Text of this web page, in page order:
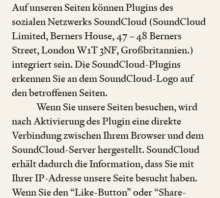
Auf unseren Seiten können Plugins des
sozialen Netzwerks SoundCloud (SoundCloud
Limited, Berners House,47–48Berners
Street, London W1T3NF, Großbritannien.)
integriert sein. Die SoundCloud-Plugins
erkennen Sie an dem SoundCloud-Logo auf
den betroffenen Seiten.
Wenn Sie unsere Seiten besuchen, wird
nach Aktivierung des Plugin eine direkte
Verbindung zwischen Ihrem Browser und dem
SoundCloud-Server hergestellt. SoundCloud
erhält dadurch die Information, dass Sie mit
Ihrer IP-Adresse unsere Seite besucht haben.
Wenn Sie den“Like-Button” oder“Share-